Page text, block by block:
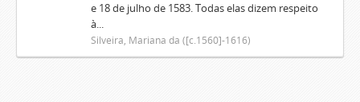
e 18 de julho de 1583. Todas elas dizem respeito
à...
Silveira, Mariana da ([c.1560]-1616)